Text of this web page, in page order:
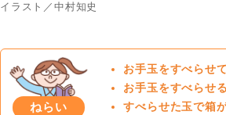
イラスト／中村知史
ねらい
お手玉をすべらせ
お手玉をすべらせ
すべらせた玉で箱